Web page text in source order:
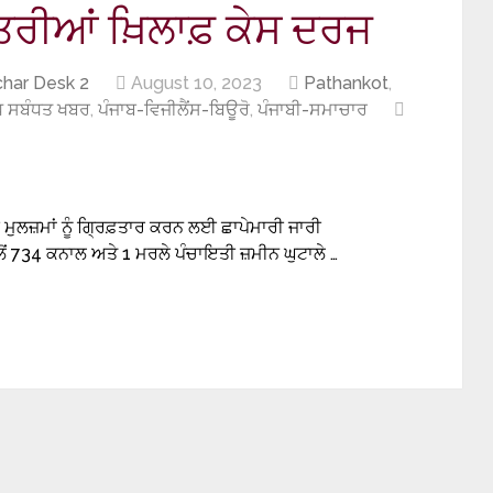
ਖ਼ਿਲਾਫ਼ ਕੇਸ ਦਰਜ
Desk 2 August 10, 2023 Pathankot,
ਸਬੰਧਤ ਖਬਰ, ਪੰਜਾਬ-ਵਿਜੀਲੈਂਸ-ਬਿਊਰੋ, ਪੰਜਾਬੀ-ਸਮਾਚਾਰ
ਨੂੰ ਗ੍ਰਿਫ਼ਤਾਰ ਕਰਨ ਲਈ ਛਾਪੇਮਾਰੀ ਜਾਰੀ
734 ਕਨਾਲ ਅਤੇ 1 ਮਰਲੇ ਪੰਚਾਇਤੀ ਜ਼ਮੀਨ ਘੁਟਾਲੇ …